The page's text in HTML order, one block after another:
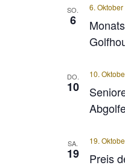
SO.
6
6.
DO.
10
10.
SA.
19 Preis
19.